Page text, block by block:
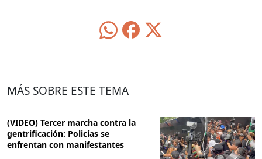
MÁS SOBRE ESTE TEMA
(VIDEO) Tercer marcha contra la
gentrificación: Policías se
enfrentan con manifestantes